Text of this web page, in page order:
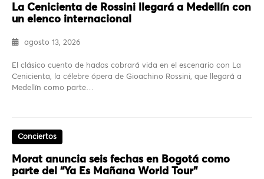
La Cenicienta de Rossini llegará a Medellín con
un elenco internacional
agosto 13, 2026
El clásico cuento de hadas cobrará vida en el escenario con La
Cenicienta, la célebre ópera de Gioachino Rossini, que llegará a
Medellín como parte…
Conciertos
Morat anuncia seis fechas en Bogotá como
parte del “Ya Es Mañana World Tour”